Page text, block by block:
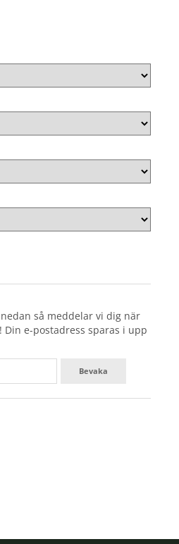
så meddelar vi dig när
e-postadress sparas i upp
Bevaka